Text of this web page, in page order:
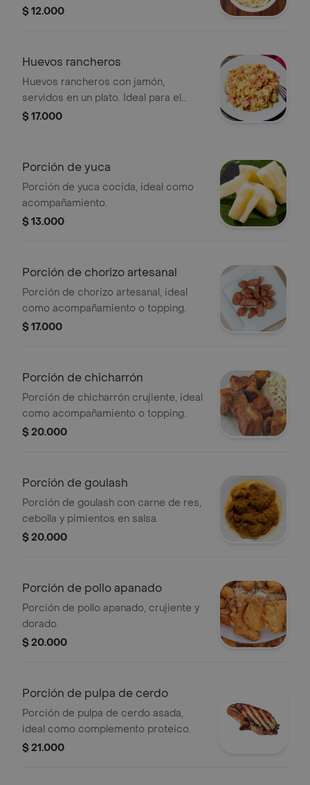
$ 12.000
Huevos rancheros
Huevos rancheros con jamón,
servidos en un plato. Ideal para el
brunch.
$ 17.000
Porción de yuca
Porción de yuca cocida, ideal como
acompañamiento.
$ 13.000
Porción de chorizo artesanal
Porción de chorizo artesanal, ideal
como acompañamiento o topping.
$ 17.000
Porción de chicharrón
Porción de chicharrón crujiente, ideal
como acompañamiento o topping.
$ 20.000
Porción de goulash
Porción de goulash con carne de res,
cebolla y pimientos en salsa.
$ 20.000
Porción de pollo apanado
Porción de pollo apanado, crujiente y
dorado.
$ 20.000
Porción de pulpa de cerdo
Porción de pulpa de cerdo asada,
ideal como complemento proteico.
$ 21.000